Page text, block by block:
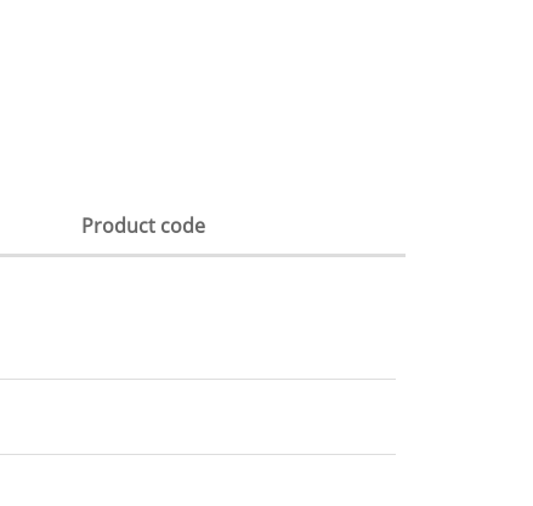
Product code